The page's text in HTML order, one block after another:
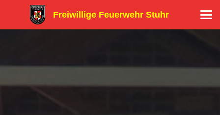
Freiwillige Feuerwehr Stuhr